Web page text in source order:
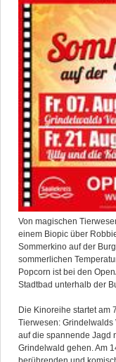
Von magischen
einem Biopic über
Sommerkino auf der
sommerlichen
Popcorn ist bei den
Stadtbad unterhalb der
Die Kinoreihe startet am
Tierwesen: Grindelwalds
auf die spannende Jagd
Grindelwald gehen. Am